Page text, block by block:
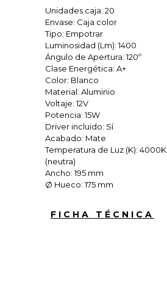
Unidades caja: 20
Envase: Caja color
Tipo: Empotrar
Luminosidad (Lm): 1400
Ángulo de Apertura: 120º
Clase Energética: A+
Color: Blanco
Material: Aluminio
Voltaje: 12V
Potencia: 15W
Driver incluido: Sí
Acabado: Mate
Temperatura de Luz (K): 4000K
(neutra)
Ancho: 195 mm
Ø Hueco: 175 mm
FICHA TÉCNICA